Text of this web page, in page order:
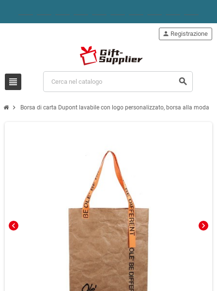
view_headline search
person Registrazione
chevron_right Borsa di carta Dupont lavabile con logo personalizzato, borsa alla moda
chevron_left chevron_right